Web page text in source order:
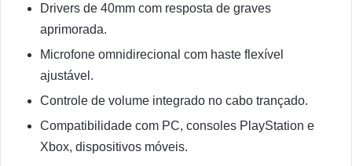
Drivers de 40mm com resposta de graves
aprimorada.
Microfone omnidirecional com haste flexível
ajustável.
Controle de volume integrado no cabo trançado.
Compatibilidade com PC, consoles PlayStation e
Xbox, dispositivos móveis.